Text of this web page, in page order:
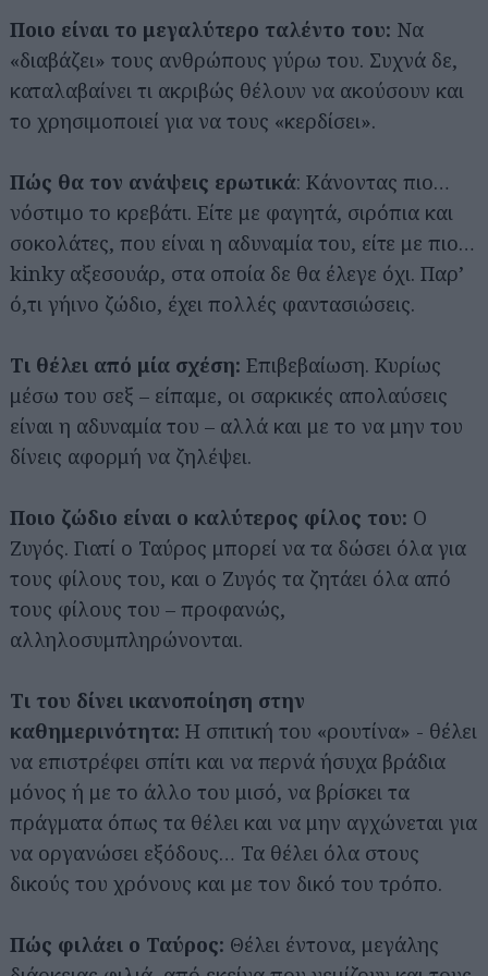
Ποιο είναι το μεγαλύτερο ταλέντο του: Να
«διαβάζει» τους ανθρώπους γύρω του. Συχνά δε,
καταλαβαίνει τι ακριβώς θέλουν να ακούσουν και
το χρησιμοποιεί για να τους «κερδίσει».
Πώς θα τον ανάψεις ερωτικά: Κάνοντας πιο…
νόστιμο το κρεβάτι. Είτε με φαγητά, σιρόπια και
σοκολάτες, που είναι η αδυναμία του, είτε με πιο…
kinky αξεσουάρ, στα οποία δε θα έλεγε όχι. Παρ’
ό,τι γήινο ζώδιο, έχει πολλές φαντασιώσεις.
Τι θέλει από μία σχέση: Επιβεβαίωση. Κυρίως
μέσω του σεξ – είπαμε, οι σαρκικές απολαύσεις
είναι η αδυναμία του – αλλά και με το να μην του
δίνεις αφορμή να ζηλέψει.
Ποιο ζώδιο είναι ο καλύτερος φίλος του: Ο
Ζυγός. Γιατί ο Ταύρος μπορεί να τα δώσει όλα για
τους φίλους του, και ο Ζυγός τα ζητάει όλα από
τους φίλους του – προφανώς,
αλληλοσυμπληρώνονται.
Τι του δίνει ικανοποίηση στην
καθημερινότητα: Η σπιτική του «ρουτίνα» - θέλει
να επιστρέφει σπίτι και να περνά ήσυχα βράδια
μόνος ή με το άλλο του μισό, να βρίσκει τα
πράγματα όπως τα θέλει και να μην αγχώνεται για
να οργανώσει εξόδους… Τα θέλει όλα στους
δικούς του χρόνους και με τον δικό του τρόπο.
Πώς φιλάει ο Ταύρος: Θέλει έντονα, μεγάλης